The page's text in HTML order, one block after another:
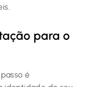
para o
é